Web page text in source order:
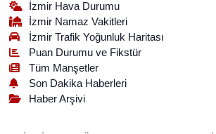
İzmir Hava Durumu
İzmir Namaz Vakitleri
İzmir Trafik Yoğunluk Haritası
Puan Durumu ve Fikstür
Tüm Manşetler
Son Dakika Haberleri
Haber Arşivi